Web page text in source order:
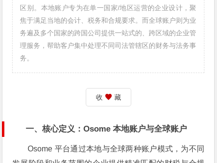
区别。本地账户专为在单一国家/地区运营的企业设计，聚
焦于满足当地的会计、税务和合规要求。而全球账户则为业
务遍及多个国家的跨国公司提供一站式的、跨区域的企业管
理服务，帮助客户集中处理不同司法管辖区的财务与法务事
务。
收 藏
一、核心定义：Osome 本地账户与全球账户
Osome 平台通过本地与全球两种账户模式，为不同